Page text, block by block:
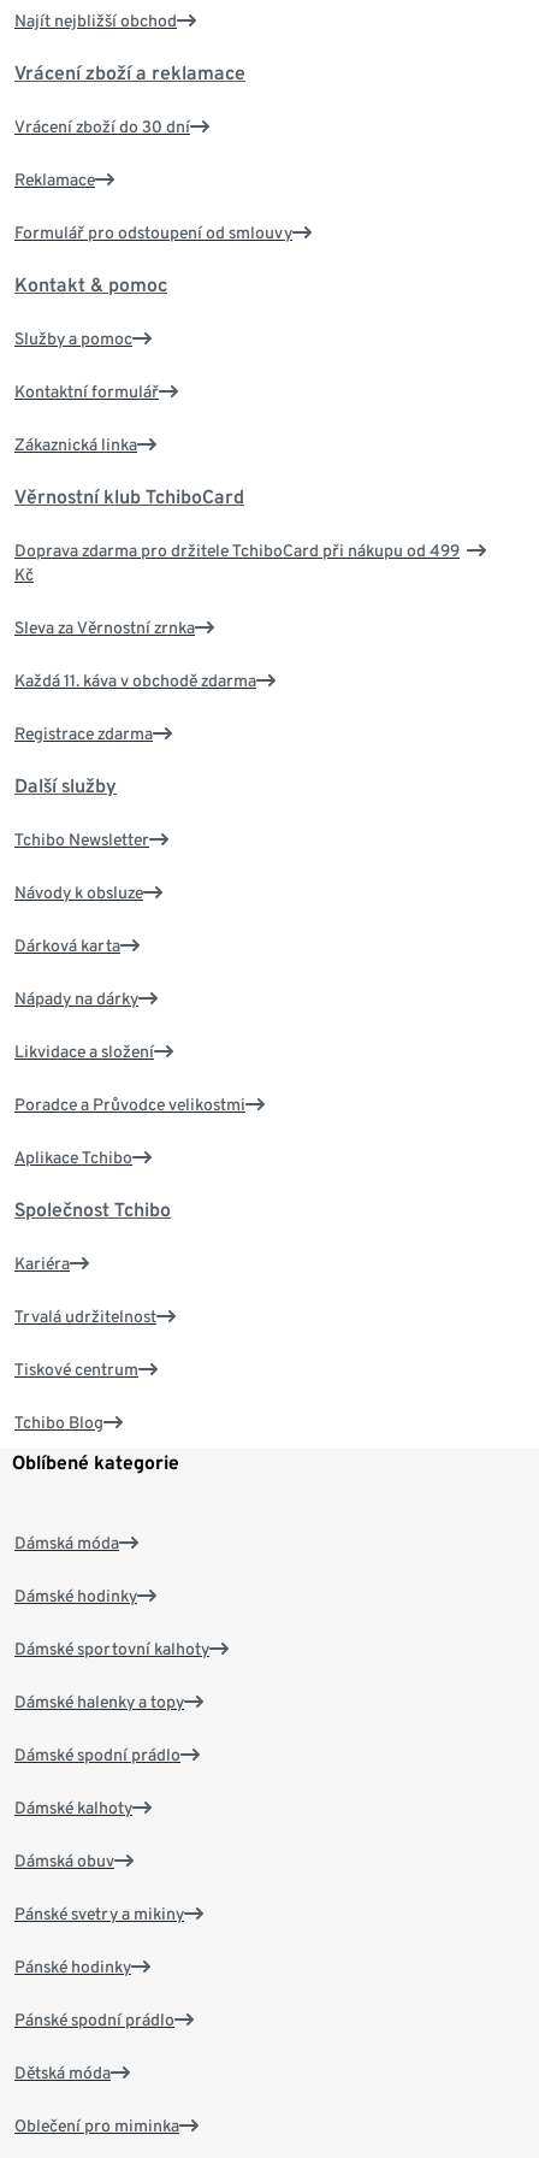
Najít nejbližší obchod
Vrácení zboží a reklamace
Vrácení zboží do 30 dní
Reklamace
Formulář pro odstoupení od smlouvy
Kontakt & pomoc
Služby a pomoc
Kontaktní formulář
Zákaznická linka
Věrnostní klub TchiboCard
Doprava zdarma pro držitele TchiboCard při nákupu od 499
Kč
Sleva za Věrnostní zrnka
Každá 11. káva v obchodě zdarma
Registrace zdarma
Další služby
Tchibo Newsletter
Návody k obsluze
Dárková karta
Nápady na dárky
Likvidace a složení
Poradce a Průvodce velikostmi
Aplikace Tchibo
Společnost Tchibo
Kariéra
Trvalá udržitelnost
Tiskové centrum
Tchibo Blog
Oblíbené kategorie
Dámská móda
Dámské hodinky
Dámské sportovní kalhoty
Dámské halenky a topy
Dámské spodní prádlo
Dámské kalhoty
Dámská obuv
Pánské svetry a mikiny
Pánské hodinky
Pánské spodní prádlo
Dětská móda
Oblečení pro miminka